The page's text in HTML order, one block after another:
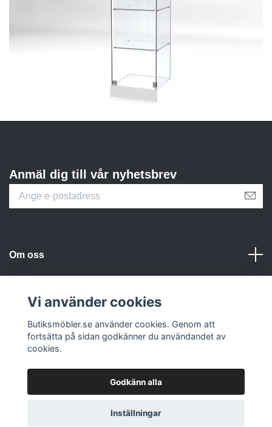
Anmäl dig till vår nyhetsbrev
Om oss
Sociala medier
© 2026 Butiksmöbler.se
Vi använder cookies
Butiksmöbler.se använder cookies. Genom att
fortsätta på sidan godkänner du användandet av
cookies.
Godkänn alla
Inställningar